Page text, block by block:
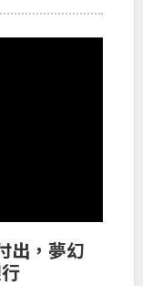
出，夢幻